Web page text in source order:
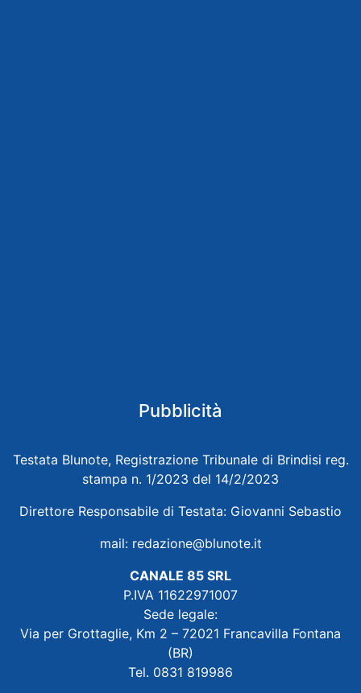
Pubblicità
Testata Blunote, Registrazione Tribunale di Brindisi reg.
stampa n. 1/2023 del 14/2/2023
Direttore Responsabile di Testata: Giovanni Sebastio
mail: redazione@blunote.it
CANALE 85 SRL
P.IVA 11622971007
Sede legale:
Via per Grottaglie, Km 2 – 72021 Francavilla Fontana
(BR)
Tel. 0831 819986